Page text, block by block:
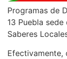
Programas de
13 Puebla
Saberes
Efectivamente,